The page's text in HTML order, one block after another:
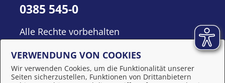
0385 545-0
Alle Rechte vorbehalten
VERWENDUNG VON COOKIES
Wir verwenden Cookies, um die Funktionalität unserer
Seiten sicherzustellen, Funktionen von Drittanbietern